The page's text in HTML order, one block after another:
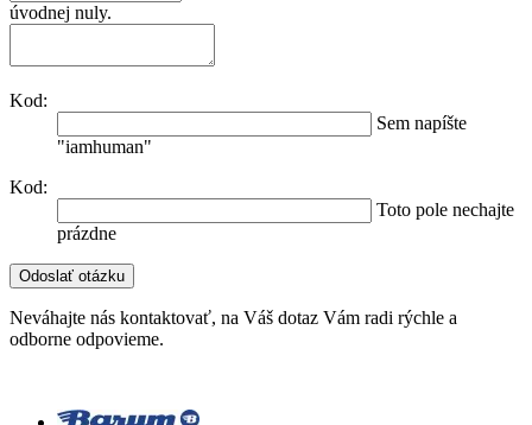
úvodnej nuly.
Kod:
Sem napíšte
"iamhuman"
Kod:
Toto pole nechajte
prázdne
Neváhajte nás kontaktovať, na Váš dotaz Vám radi rýchle a
odborne odpovieme.